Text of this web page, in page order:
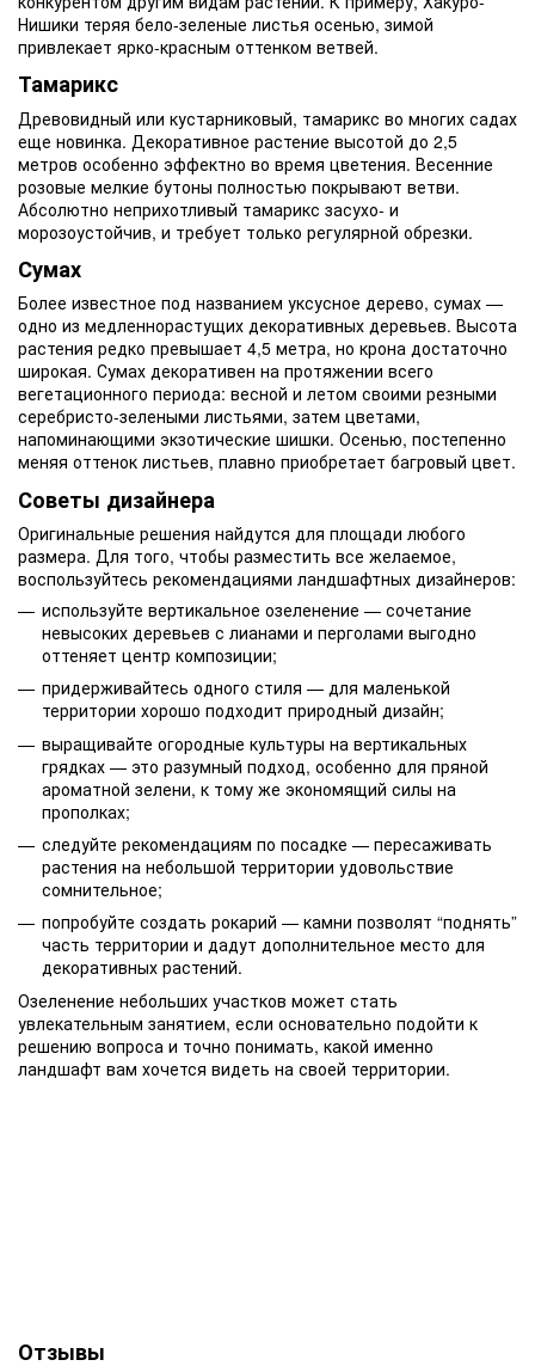
Нишики теряя бело-зеленые листья осенью, зимой
привлекает ярко-красным оттенком ветвей.
Тамарикс
Древовидный или кустарниковый, тамарикс во многих садах
еще новинка. Декоративное растение высотой до 2,5
метров особенно эффектно во время цветения. Весенние
розовые мелкие бутоны полностью покрывают ветви.
Абсолютно неприхотливый тамарикс засухо- и
морозоустойчив, и требует только регулярной обрезки.
Сумах
Более известное под названием уксусное дерево, сумах —
одно из медленнорастущих декоративных деревьев. Высота
растения редко превышает 4,5 метра, но крона достаточно
широкая. Сумах декоративен на протяжении всего
вегетационного периода: весной и летом своими резными
серебристо-зелеными листьями, затем цветами,
напоминающими экзотические шишки. Осенью, постепенно
меняя оттенок листьев, плавно приобретает багровый цвет.
Советы дизайнера
Оригинальные решения найдутся для площади любого
размера. Для того, чтобы разместить все желаемое,
воспользуйтесь рекомендациями ландшафтных дизайнеров:
используйте вертикальное озеленение — сочетание
невысоких деревьев с лианами и перголами выгодно
оттеняет центр композиции;
придерживайтесь одного стиля — для маленькой
территории хорошо подходит природный дизайн;
выращивайте огородные культуры на вертикальных
грядках — это разумный подход, особенно для пряной
ароматной зелени, к тому же экономящий силы на
прополках;
следуйте рекомендациям по посадке — пересаживать
растения на небольшой территории удовольствие
сомнительное;
попробуйте создать рокарий — камни позволят “поднять”
часть территории и дадут дополнительное место для
декоративных растений.
Озеленение небольших участков может стать
увлекательным занятием, если основательно подойти к
решению вопроса и точно понимать, какой именно
ландшафт вам хочется видеть на своей территории.
Отзывы